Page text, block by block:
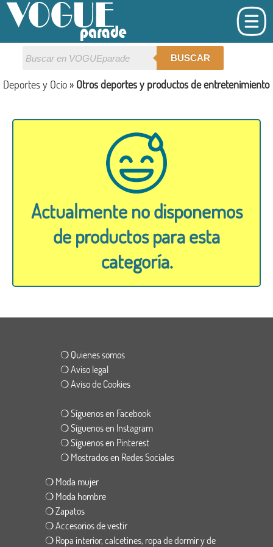
BUSCAR
Deportes y Ocio » Otros deportes y productos de entretenimiento
Actualmente no disponemos
de productos para esta
categoría.
❍ Quienes somos
❍ Aviso legal
❍ Aviso de Cookies
❍ Síguenos en Facebook
❍ Síguenos en Instagram
❍ Síguenos en Pinterest
❍ Mostrados en Redes Sociales
❍ Moda mujer
❍ Moda hombre
❍ Zapatos
❍ Accesorios de vestir
❍ Ropa interior, calcetines, ropa de dormir y de